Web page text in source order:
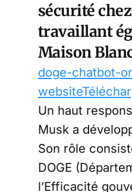
sécurité
travaillant
Maison
doge-chatbot-
website
Un haut
Musk a
Son rôle
DOGE
l’Efficacité